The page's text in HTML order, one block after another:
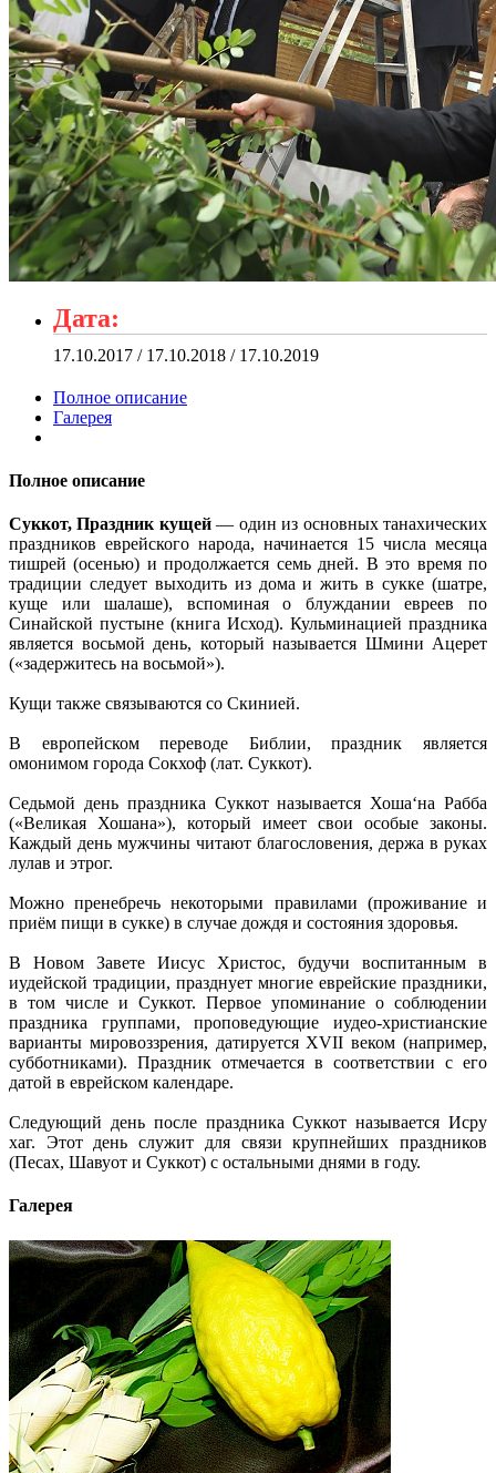
Дата:
17.10.2017 / 17.10.2018 / 17.10.2019
Полное описание
Галерея
Полное описание
Суккот, Праздник кущей— один из основных танахических
праздников еврейского народа, начинается 15 числа месяца
тишрей (осенью) и продолжается семь дней. В это время по
традиции следует выходить из дома и жить в сукке (шатре,
куще или шалаше), вспоминая о блуждании евреев по
Синайской пустыне (книга Исход). Кульминацией праздника
является восьмой день, который называется Шмини Ацерет
(«задержитесь на восьмой»).
Кущи также связываются со Скинией.
В европейском переводе Библии, праздник является
омонимом города Сокхоф (лат. Суккот).
Седьмой день праздника Суккот называется Хоша‘на Рабба
(«Великая Хошана»), который имеет свои особые законы.
Каждый день мужчины читают благословения, держа в руках
лулав и этрог.
Можно пренебречь некоторыми правилами (проживание и
приём пищи в сукке) в случае дождя и состояния здоровья.
В Новом Завете Иисус Христос, будучи воспитанным в
иудейской традиции, празднует многие еврейские праздники,
в том числе и Суккот. Первое упоминание о соблюдении
праздника группами, проповедующие иудео-христианские
варианты мировоззрения, датируется XVII веком (например,
субботниками). Праздник отмечается в соответствии с его
датой в еврейском календаре.
Следующий день после праздника Суккот называется Исру
хаг. Этот день служит для связи крупнейших праздников
(Песах, Шавуот и Суккот) с остальными днями в году.
Галерея